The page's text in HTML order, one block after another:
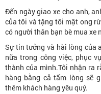
Đến ngày giao xe cho anh,
của tôi và tặng tôi mật ong
có người thân bạn bè mua xe
Sự tin tưởng và hài lòng của
nữa trong công việc, phục
thành của mình.Tôi nhận ra
hàng bằng cả tấm lòng sẽ
thêm khách hàng yêu quý.